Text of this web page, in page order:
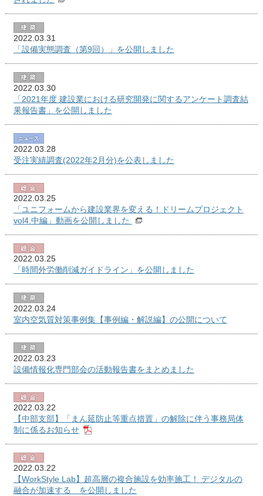
2022.03.31
「設備実態調査（第9回）」を公開しました
2022.03.30
「2021年度 建設業における研究開発に関するアンケート調査結
果報告書」を公開しました
2022.03.28
受注実績調査(2022年2月分)を公表しました
2022.03.25
「ユニフォームから建設業界を変える！ドリームプロジェクト
vol4.中編」動画を公開しました
2022.03.25
「時間外労働削減ガイドライン」を公開しました
2022.03.24
室内空気質対策事例集【事例編・解説編】の公開について
2022.03.23
設備情報化専門部会の活動報告書をまとめました
2022.03.22
【中部支部】「まん延防止等重点措置」の解除に伴う事務局体
制に係るお知らせ
2022.03.22
【WorkStyle Lab】超高層の複合施設を効率施工！ デジタルの
融合が加速する を公開しました